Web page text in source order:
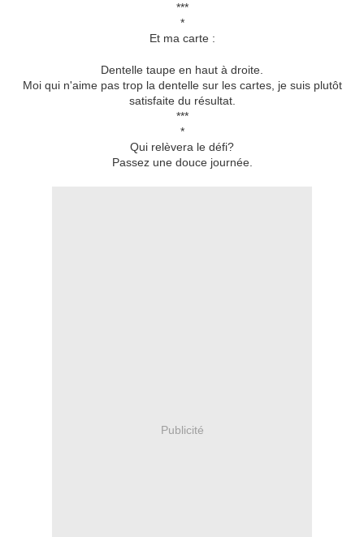
***
*
Et ma carte :
Dentelle taupe en haut à droite.
Moi qui n'aime pas trop la dentelle sur les cartes, je suis plutôt
satisfaite du résultat.
***
*
Qui relèvera le défi?
Passez une douce journée.
Publicité